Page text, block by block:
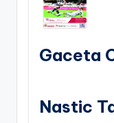
Gaceta
Nastic